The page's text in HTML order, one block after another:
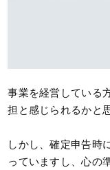
事業を経営している
担と感じられるかと
しかし、確定申告時
っていますし、心の